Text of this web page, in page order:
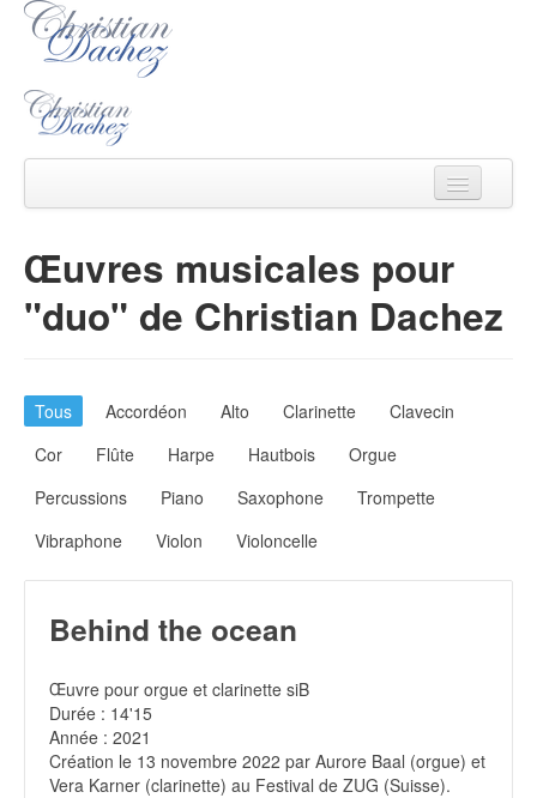
Actu
Catalogue
Ecrits
Médias
Contact
Œuvres musicales pour
"duo" de Christian Dachez
Tous Accordéon Alto Clarinette
Clavecin
Cor
Flûte Harpe Hautbois
Orgue
Percussions
Piano Saxophone
Trompette
Vibraphone
Violon Violoncelle
Behind the ocean
Œuvre pour orgue et clarinette siB
Durée : 14'15
Année : 2021
Création le 13 novembre 2022 par Aurore Baal (orgue) et
Vera Karner (clarinette) au Festival de ZUG (Suisse).